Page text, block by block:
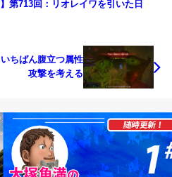
】第713回：リオレイワを引いた日
ちばん腹立つ属性
攻撃を考える